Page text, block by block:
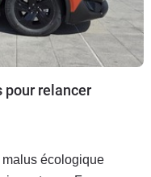
pour relancer
écologique